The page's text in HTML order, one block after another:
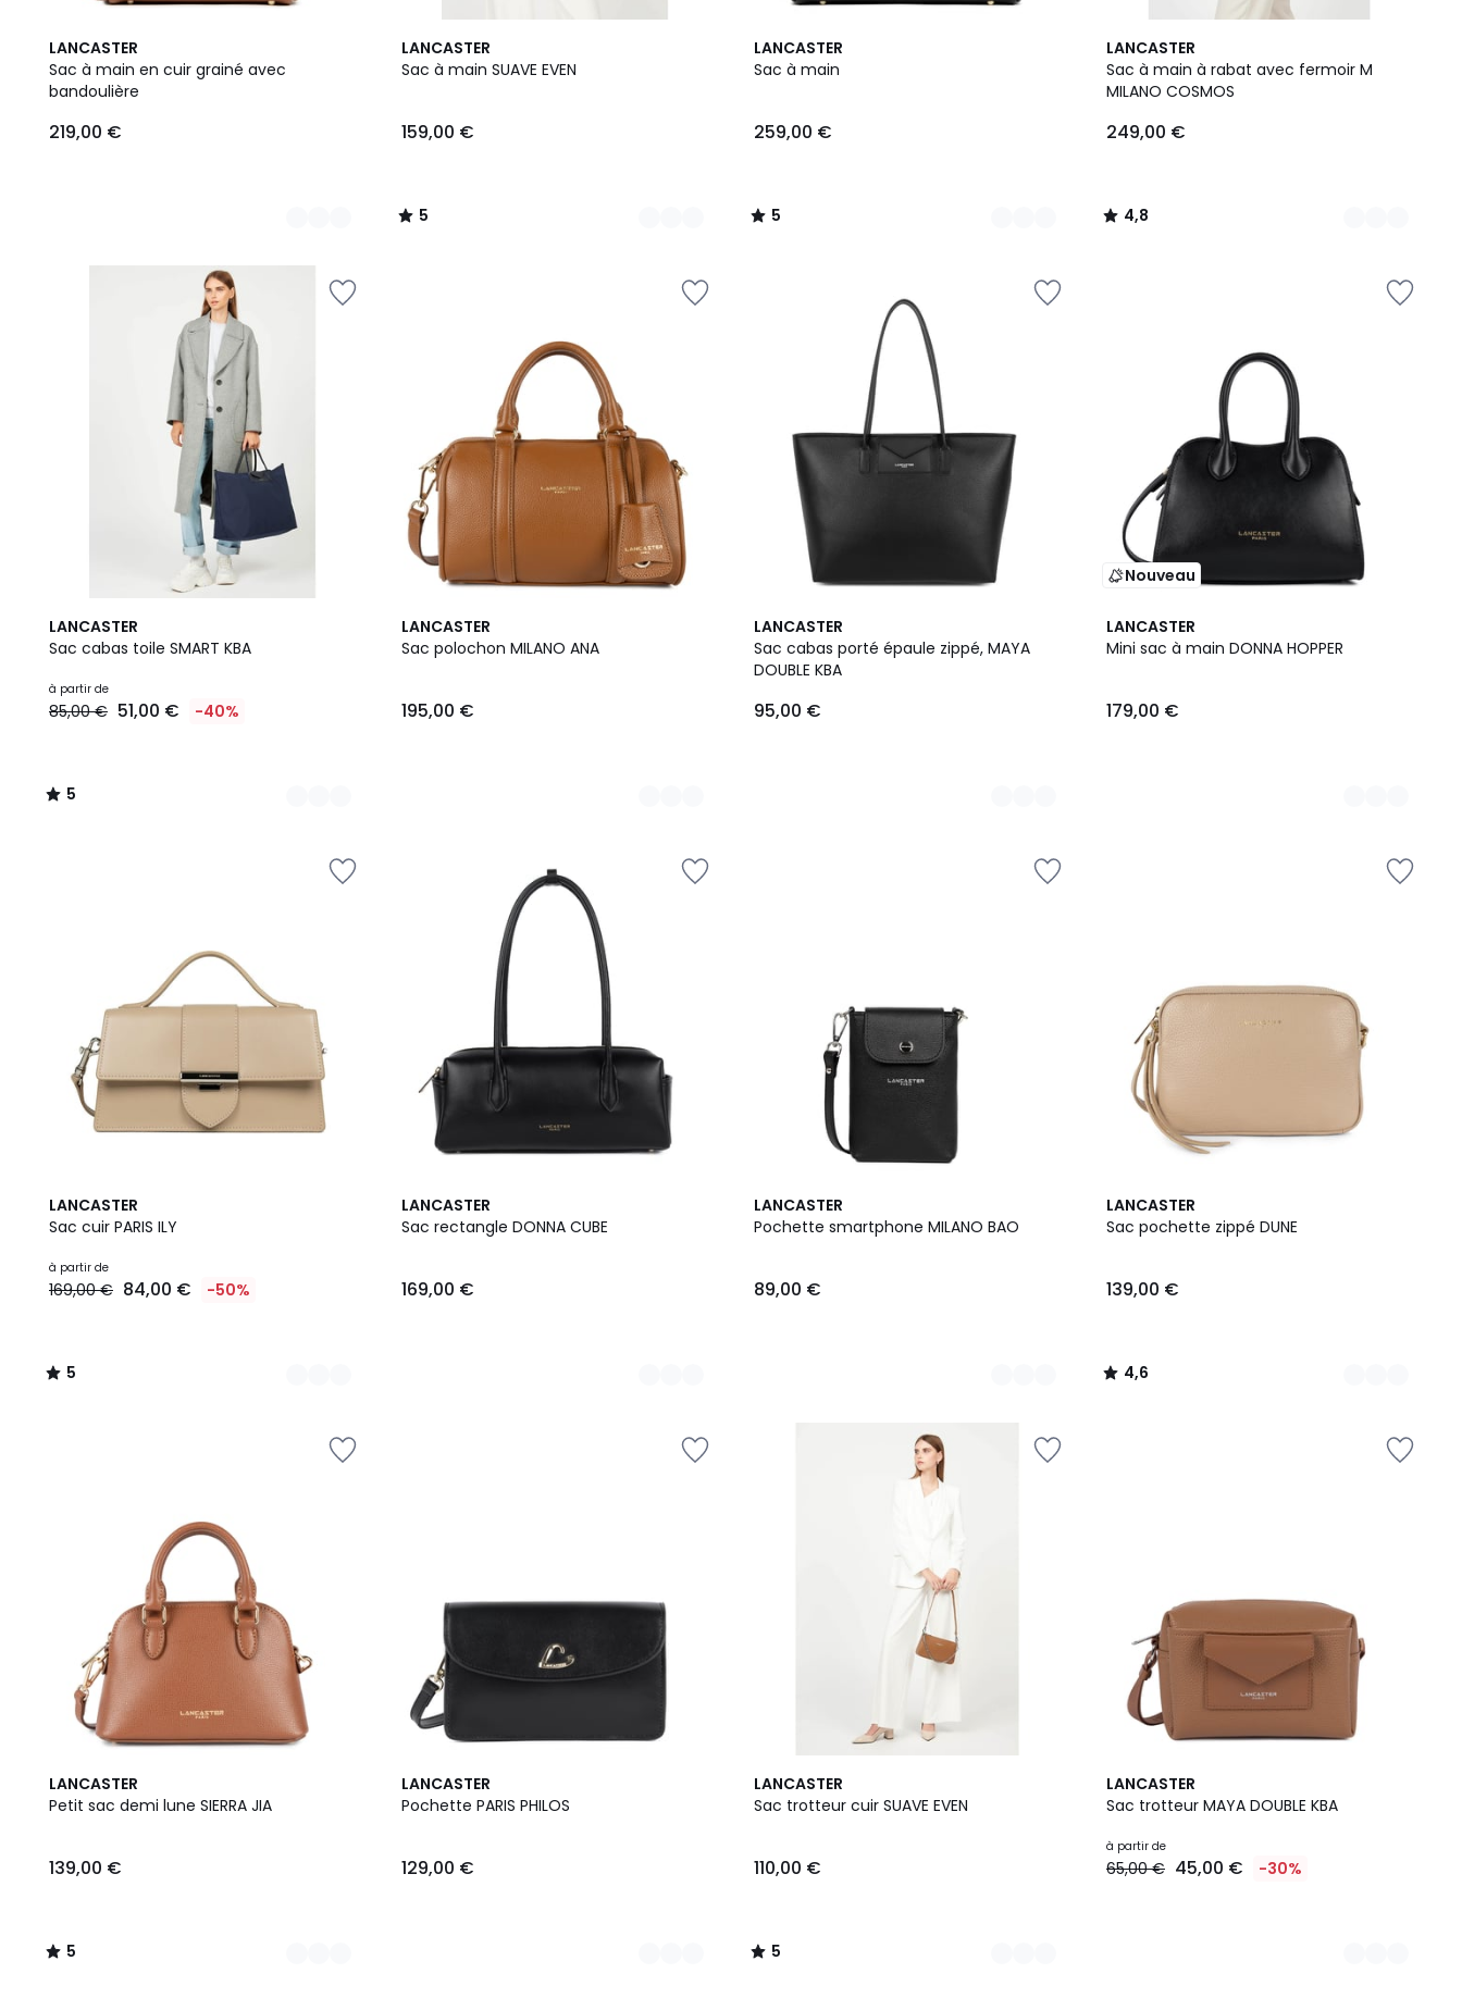
LANCASTER
Sac à main en cuir grainé avec
bandoulière
€.
219,00 €
9
Couleurs
LANCASTER
Sac à main SUAVE EVEN
159,00 €
5
/
13
Couleurs
5
/
LANCASTER
Sac à main
259,00 €
5
/
8
Couleurs
5
/
LANCASTER
Sac à main à rabat avec fermoir M
MILANO COSMOS
249,00 €
4,8
/ 5
9
Couleurs
4,8
/
LANCASTER
Sac cabas toile SMART KBA
à partir de
85,00 € 51,00 € -40%
5
/
10
Couleurs
5
/
LANCASTER
Sac polochon MILANO ANA
195,00 €
10
Couleurs
LANCASTER
Sac cabas porté épaule zippé, MAYA
DOUBLE KBA
95,00 €
7
Couleurs
Nouveau
LANCASTER
Mini sac à main DONNA HOPPER
179,00 €
6
Couleurs
LANCASTER
Sac cuir PARIS ILY
à partir de
169,00 € 84,00 € -50%
5
/
27
Couleurs
5
/
LANCASTER
Sac rectangle DONNA CUBE
169,00 €
8
Couleurs
LANCASTER
Pochette smartphone MILANO BAO
89,00 €
10
Couleurs
LANCASTER
Sac pochette zippé DUNE
139,00 €
4,6
/ 5
7
Couleurs
4,6
/
LANCASTER
Petit sac demi lune SIERRA JIA
139,00 €
5
/
12
Couleurs
5
/
LANCASTER
Pochette PARIS PHILOS
129,00 €
9
Couleurs
LANCASTER
Sac trotteur cuir SUAVE EVEN
110,00 €
5
/
13
Couleurs
5
/
LANCASTER
Sac trotteur MAYA DOUBLE KBA
à partir de
65,00 € 45,00 € -30%
7
Couleurs